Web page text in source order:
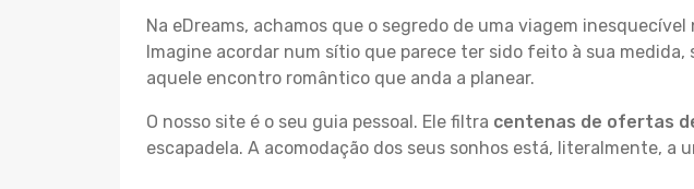
Na eDreams, achamos que o segredo de uma viagem
Imagine acordar num sítio que parece ter sido feito à sua
aquele encontro romântico que anda a planear.
O nosso site é o seu guia pessoal. Ele filtra centenas de ofertas
escapadela. A acomodação dos seus sonhos está, literalmente, a